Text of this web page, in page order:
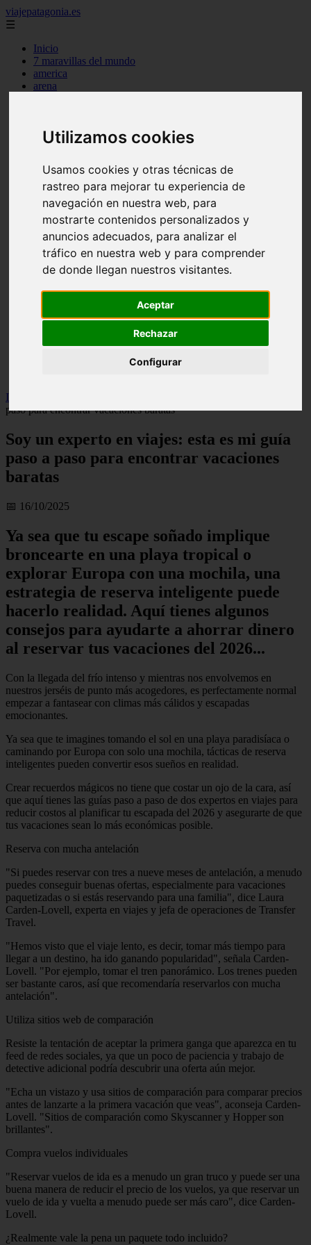
Utilizamos cookies
Usamos cookies y otras técnicas de
rastreo para mejorar tu experiencia de
navegación en nuestra web, para
mostrarte contenidos personalizados y
anuncios adecuados, para analizar el
tráfico en nuestra web y para comprender
de donde llegan nuestros visitantes.
Aceptar
Rechazar
Configurar
viajepatagonia.es
☰
Inicio
7 maravillas del mundo
america
arena
c entre rios
c neuquen
c provincias
c rio negro
c santa fe
c tierra de fuego
c tucuman
c zona austral
carmen
category
live
naturaleza
Inicio
paso para encontrar vacaciones baratas
Soy un experto en viajes: esta es mi guía
paso a paso para encontrar vacaciones
baratas
📅 16/10/2025
Ya sea que tu escape soñado implique
broncearte en una playa tropical o
explorar Europa con una mochila, una
estrategia de reserva inteligente puede
hacerlo realidad. Aquí tienes algunos
consejos para ayudarte a ahorrar dinero
al reservar tus vacaciones del 2026...
Con la llegada del frío intenso y mientras nos envolvemos en
nuestros jerséis de punto más acogedores, es perfectamente normal
empezar a fantasear con climas más cálidos y escapadas
emocionantes.
Ya sea que te imagines tomando el sol en una playa paradisíaca o
caminando por Europa con solo una mochila, tácticas de reserva
inteligentes pueden convertir esos sueños en realidad.
Crear recuerdos mágicos no tiene que costar un ojo de la cara, así
que aquí tienes las guías paso a paso de dos expertos en viajes para
reducir costos al planificar tu escapada del 2026 y asegurarte de que
tus vacaciones sean lo más económicas posible.
Reserva con mucha antelación
"Si puedes reservar con tres a nueve meses de antelación, a menudo
puedes conseguir buenas ofertas, especialmente para vacaciones
paquetizadas o si estás reservando para una familia", dice Laura
Carden-Lovell, experta en viajes y jefa de operaciones de Transfer
Travel.
"Hemos visto que el viaje lento, es decir, tomar más tiempo para
llegar a un destino, ha ido ganando popularidad", señala Carden-
Lovell. "Por ejemplo, tomar el tren panorámico. Los trenes pueden
ser bastante caros, así que recomendaría reservarlos con mucha
antelación".
Utiliza sitios web de comparación
Resiste la tentación de aceptar la primera ganga que aparezca en tu
feed de redes sociales, ya que un poco de paciencia y trabajo de
detective adicional podría descubrir una oferta aún mejor.
"Echa un vistazo y usa sitios de comparación para comparar precios
antes de lanzarte a la primera vacación que veas", aconseja Carden-
Lovell. "Sitios de comparación como Skyscanner y Hopper son
brillantes".
Compra vuelos individuales
"Reservar vuelos de ida es a menudo un gran truco y puede ser una
buena manera de reducir el precio de los vuelos, ya que reservar un
vuelo de ida y vuelta a menudo puede ser más caro", dice Carden-
Lovell.
¿Realmente vale la pena un paquete todo incluido?